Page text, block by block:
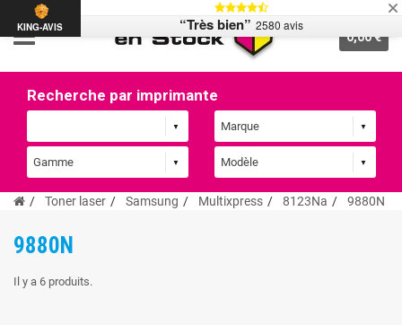
0,00 €
Recherche par imprimante
Toner laser Samsung Multixpress 8123Na 9880N
9880N
Il y a 6 produits.
KING-AVIS “Très bien” 2580 avis